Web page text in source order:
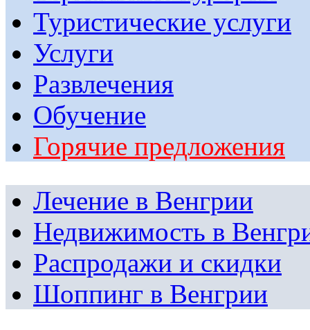
Туристические услуги
Услуги
Развлечения
Обучение
Горячие предложения
Лечение в Венгрии
Недвижимость в
Распродажи и скидки
Шоппинг в Венгрии